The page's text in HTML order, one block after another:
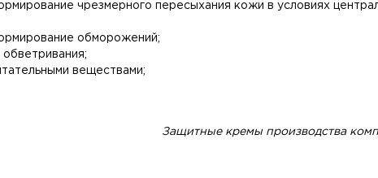
чрезмерного пересыхания кожи в условиях
обморожений;
веществами;
Защитные кремы производства